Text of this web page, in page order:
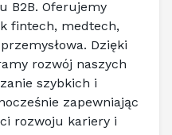
B2B. Oferujemy
fintech, medtech,
Dzięki
rozwój naszych
szybkich i
zapewniając
rozwoju kariery i